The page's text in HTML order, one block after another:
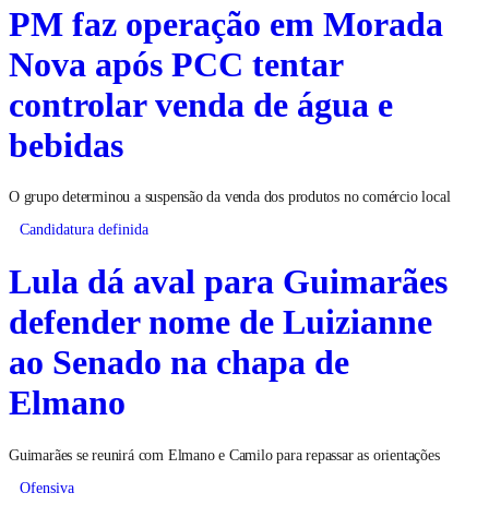
PM faz operação em Morada
Nova após PCC tentar
controlar venda de água e
bebidas
O grupo determinou a suspensão da venda dos produtos no comércio local
Candidatura definida
Lula dá aval para Guimarães
defender nome de Luizianne
ao Senado na chapa de
Elmano
Guimarães se reunirá com Elmano e Camilo para repassar as orientações
Ofensiva